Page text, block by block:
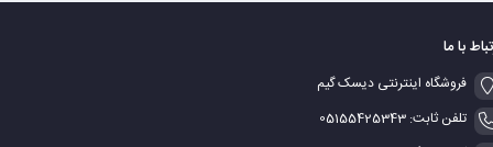
با ما
فروشگاه اینترنتی دیسک گیم
تلفن ثابت: 05155425343